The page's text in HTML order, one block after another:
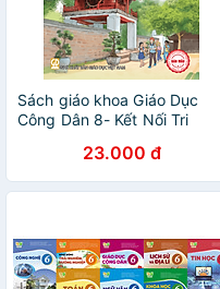
Sách giáo khoa Giáo Dục
Công Dân 8- Kết Nối Tri
Nilon bọc Sách)
23.000 đ